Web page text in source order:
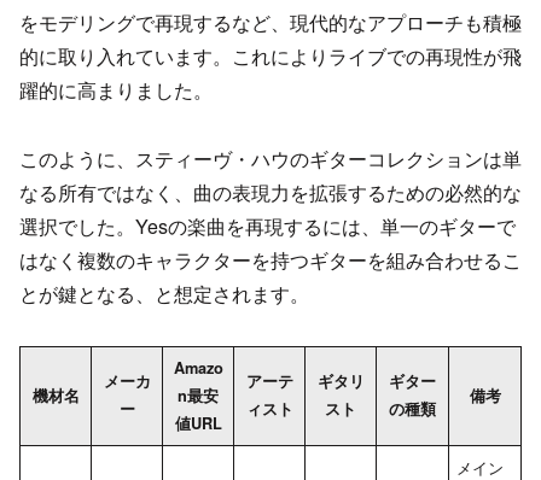
をモデリングで再現するなど、現代的なアプローチも積極
的に取り入れています。これによりライブでの再現性が飛
躍的に高まりました。
このように、スティーヴ・ハウのギターコレクションは単
なる所有ではなく、曲の表現力を拡張するための必然的な
選択でした。Yesの楽曲を再現するには、単一のギターで
はなく複数のキャラクターを持つギターを組み合わせるこ
とが鍵となる、と想定されます。
機材名
メーカ
ー
Amazo
n最安
値URL
アーテ
ィスト
ギタリ
スト
ギター
の種類
備考
メイン